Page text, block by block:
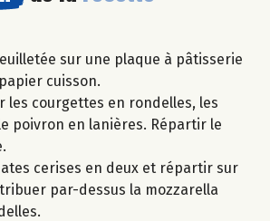
sur une plaque à pâtisserie
cuisson.
les courgettes en rondelles, les
poivron en lanières. Répartir le
cerises en deux et répartir sur
par-dessus la mozzarella